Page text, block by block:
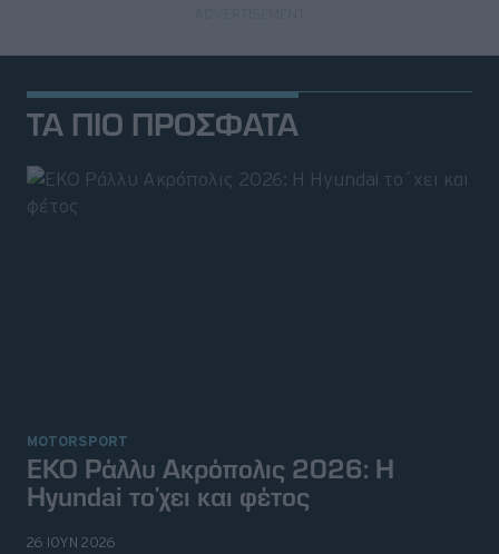
ΤΑ ΠΙΟ ΠΡΟΣΦΑΤΑ
MOTORSPORT
ΕΚΟ Ράλλυ Ακρόπολις 2026: H
Hyundai το΄χει και φέτος
26 ΙΟΥΝ 2026